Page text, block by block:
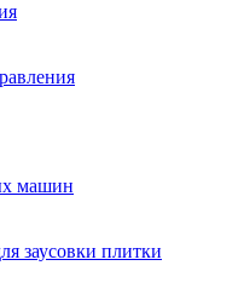
машин
заусовки плитки